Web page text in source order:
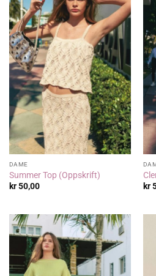
DAME
Summer Top (Oppskrift)
kr50,00
kr